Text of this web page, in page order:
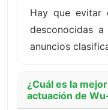
Hay que evitar
desconocidas
anuncios
¿Cuál es la
actuación de